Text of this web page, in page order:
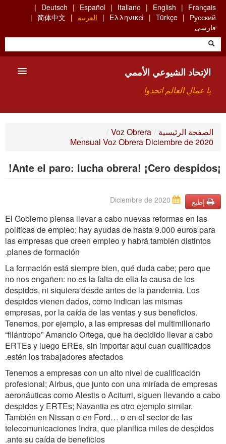
Skip
main
content
Français
English
Italiano
Español
Deutsch
Русский
Türkçe
Ελληνικά العربية
简体中文
فارسی
الإتحاد الشيوعي الأممي
يا عمال العالم اتحدوا
من نحن؟
بحث
الصفحة الرئيسية /
Voz Obrera
/
Mensual Voz Obrera Diciembre de 2020
¡Ante el paro: lucha obrera! ¡Cero despidos!
إطبع
El Gobierno piensa llevar a cabo nuevas reformas en las
políticas de empleo: hay ayudas de hasta 9.000 euros para
las empresas que creen empleo y habrá también distintos
planes de formación.
La formación está siempre bien, qué duda cabe; pero que
no nos engañen: no es la falta de ella la causa de los
despidos, ni siquiera desde antes de la pandemia. Los
despidos vienen dados, como indican las mismas
empresas, por la caída de las ventas y sus beneficios.
Tenemos, por ejemplo, a las empresas del multimillonario
“filántropo” Amancio Ortega, que ha decidido llevar a cabo
ERTEs y luego EREs, sin importar aquí cuan cualificados
estén los trabajadores afectados.
Tenemos a empresas con un alto nivel de cualificación
profesional; Airbus, que junto con una miríada de empresas
aeronáuticas como Alestis o Aciturri, siguen llevando a cabo
despidos y ERTEs; Navantia es otro ejemplo similar.
También en Nissan o en Ford… o en el sector de las
telecomunicaciones Indra, que planifica miles de despidos
ante su caída de beneficios.